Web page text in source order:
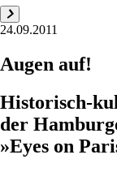
24.09.2011
Augen auf!
Historisch-
der
»Eyes on